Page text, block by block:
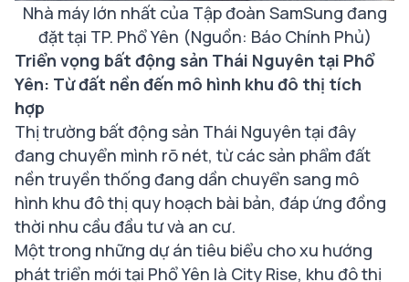
Nhà máy lớn nhất của Tập đoàn SamSung đang
đặt tại TP. Phổ Yên (Nguồn: Báo Chính Phủ)
Triển vọng bất động sản Thái Nguyên tại Phổ
Yên: Từ đất nền đến mô hình khu đô thị tích
hợp
Thị trường bất động sản Thái Nguyên tại đây
đang chuyển mình rõ nét, từ các sản phẩm đất
nền truyền thống đang dần chuyển sang mô
hình khu đô thị quy hoạch bài bản, đáp ứng đồng
thời nhu cầu đầu tư và an cư.
Một trong những dự án tiêu biểu cho xu hướng
phát triển mới tại Phổ Yên là City Rise, khu đô thị